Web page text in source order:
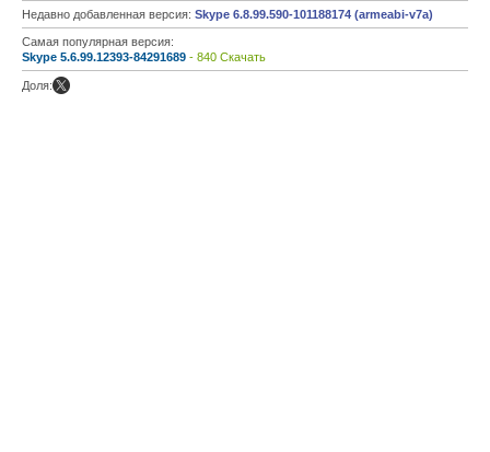
Недавно добавленная версия: Skype 6.8.99.590-101188174 (armeabi-v7a)
Самая популярная версия:
Skype 5.6.99.12393-84291689 - 840 Скачать
Доля: